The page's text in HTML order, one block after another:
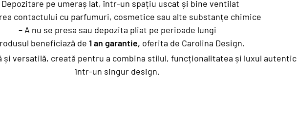
Depozitare pe umeraș lat, într-un spațiu uscat și bine ventilat
contactului cu parfumuri, cosmetice sau alte substanțe chimice
– A nu se presa sau depozita pliat pe perioade lungi
beneficiază de 1 an garantie, oferita de Carolina Design.
și versatilă, creată pentru a combina stilul, funcționalitatea și luxul autentic
într-un singur design.